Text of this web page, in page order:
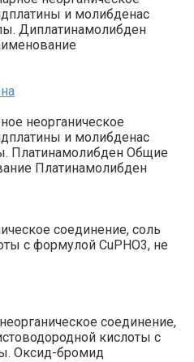
и молибденас
Диплатинамолибден
неорганическое
и молибденас
Платинамолибден Общие
Платинамолибден
соединение, соль
с формулой CuPHO3, не
соединение,
кислоты с
Оксид-​бромид